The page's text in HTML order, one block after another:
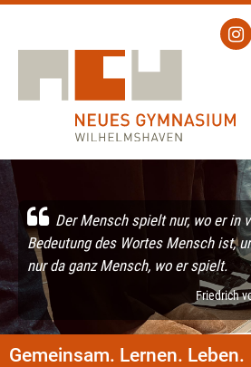
Der Mensch spielt nur, wo er in
Bedeutung des Wortes Mensch ist,
nur da ganz Mensch, wo er spielt.
Friedrich
Gemeinsam. Lernen. Leben.